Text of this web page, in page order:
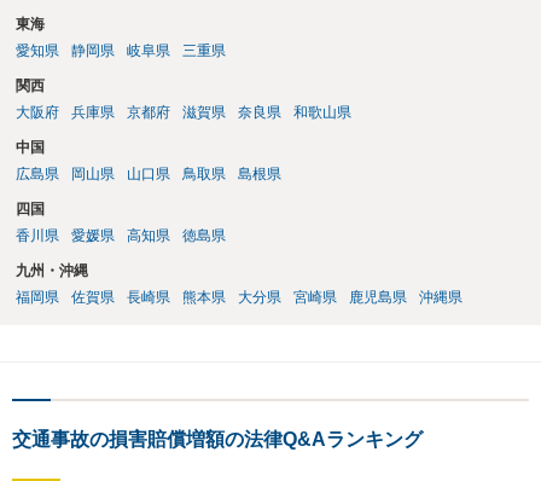
東海
愛知県
静岡県 岐阜県 三重県
関西
大阪府
兵庫県 京都府 滋賀県 奈良県 和歌山県
中国
広島県
岡山県 山口県 鳥取県 島根県
四国
香川県
愛媛県 高知県 徳島県
九州・沖縄
福岡県
佐賀県 長崎県 熊本県 大分県 宮崎県 鹿児島県 沖縄県
交通事故の損害賠償増額の法律Q&Aランキング